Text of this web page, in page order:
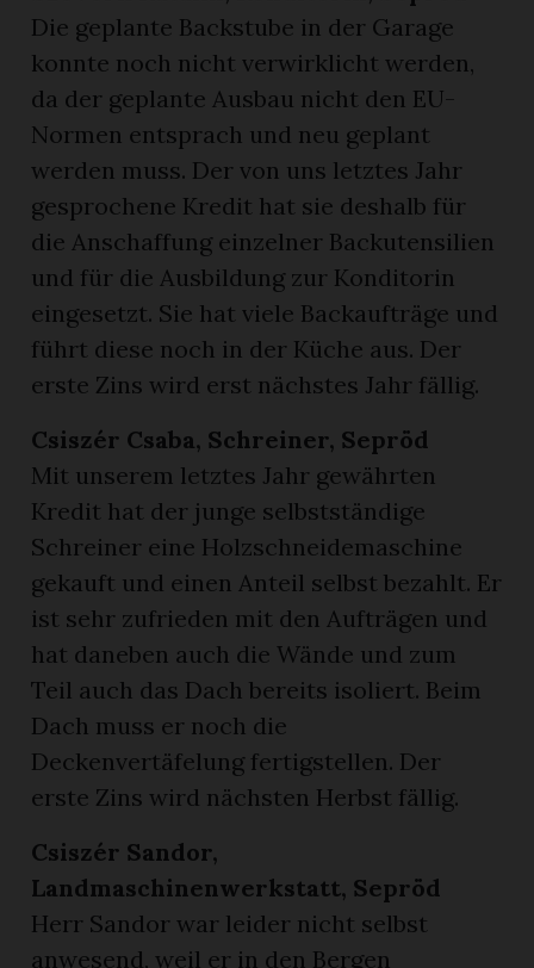
Die geplante Backstube in der Garage
konnte noch nicht verwirklicht werden,
da der geplante Ausbau nicht den EU-
Normen entsprach und neu geplant
werden muss. Der von uns letztes Jahr
gesprochene Kredit hat sie deshalb für
die Anschaffung einzelner Backutensilien
und für die Ausbildung zur Konditorin
eingesetzt. Sie hat viele Backaufträge und
führt diese noch in der Küche aus. Der
erste Zins wird erst nächstes Jahr fällig.
Csiszér Csaba, Schreiner, Sepröd
Mit unserem letztes Jahr gewährten
Kredit hat der junge selbstständige
Schreiner eine Holzschneidemaschine
gekauft und einen Anteil selbst bezahlt. Er
ist sehr zufrieden mit den Aufträgen und
hat daneben auch die Wände und zum
Teil auch das Dach bereits isoliert. Beim
Dach muss er noch die
Deckenvertäfelung fertigstellen. Der
erste Zins wird nächsten Herbst fällig.
Csiszér Sandor,
Landmaschinenwerkstatt, Sepröd
Herr Sandor war leider nicht selbst
anwesend, weil er in den Bergen